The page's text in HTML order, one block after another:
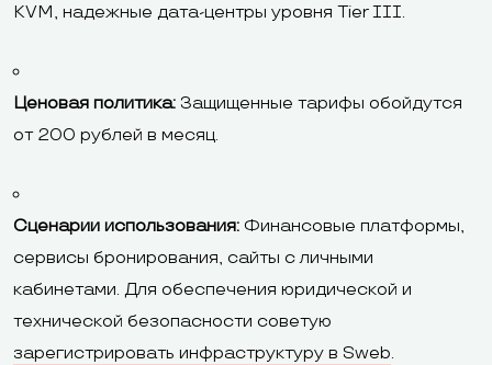
KVM, надежные дата-центры уровня Tier III.
Ценовая политика: Защищенные тарифы обойдутся
от 200 рублей в месяц.
Сценарии использования: Финансовые платформы,
сервисы бронирования, сайты с личными
кабинетами. Для обеспечения юридической и
технической безопасности советую
зарегистрировать инфраструктуру в Sweb.